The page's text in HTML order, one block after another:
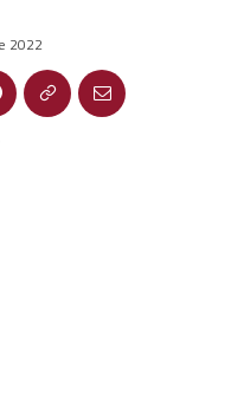
2022